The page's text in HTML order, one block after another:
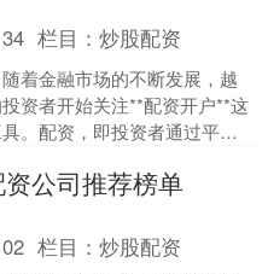
栏目：炒股配资
着金融市场的不断发展，越
资者开始关注**配资开户**这
。配资，即投资者通过平台
市场上众....
公司推荐榜单
栏目：炒股配资